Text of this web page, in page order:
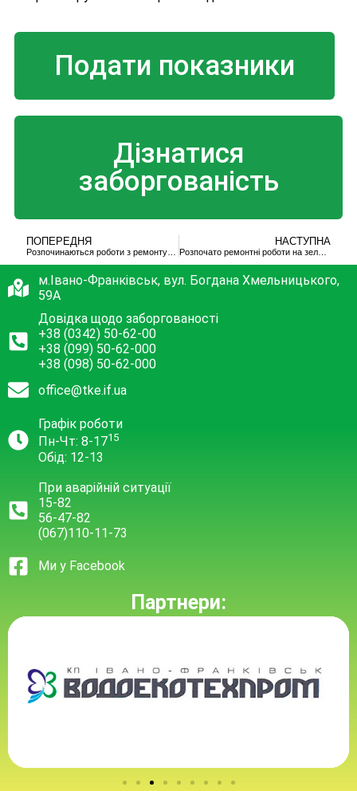
Подати показники
Дізнатися
заборгованість
ПОПЕРЕДНЯ НАСТУПНА
Розпочато ремонтні роботи на зеленій зоні
м.Івано-Франківськ, вул. Богдана Хмельницького,
59А
Довідка щодо заборгованості
+38 (0342) 50-62-00
+38 (099) 50-62-000
+38 (098) 50-62-000
office@tke.if.ua
Графік роботи
Пн-Чт: 8-1715
Обід: 12-13
При аварійній ситуації
15-82
56-47-82
(067)110-11-73
Ми у Facebook
Партнери: